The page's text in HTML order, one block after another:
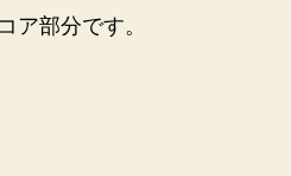
ア部分です。